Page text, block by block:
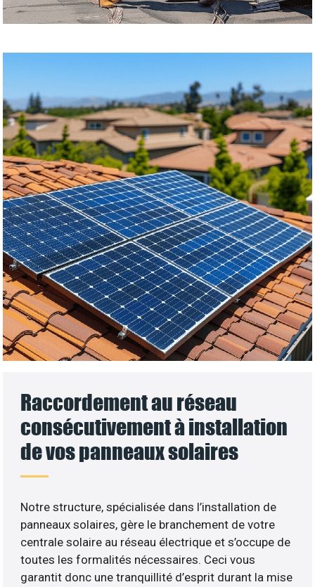
Raccordement au réseau
consécutivement à installation
de vos panneaux solaires
Notre structure, spécialisée dans l’installation de
panneaux solaires, gère le branchement de votre
centrale solaire au réseau électrique et s’occupe de
toutes les formalités nécessaires. Ceci vous
garantit donc une tranquillité d’esprit durant la mise